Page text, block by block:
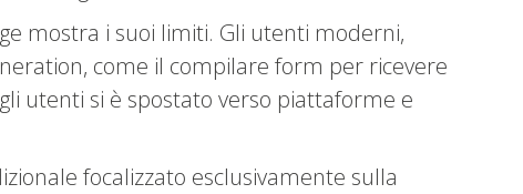
mostra i suoi limiti. Gli utenti moderni,
come il compilare form per ricevere
utenti si è spostato verso piattaforme e
focalizzato esclusivamente sulla